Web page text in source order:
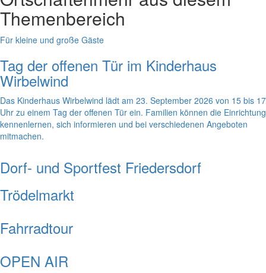
Themenbereich
Für kleine und große Gäste
Tag der offenen Tür im Kinderhaus
Wirbelwind
Das Kinderhaus Wirbelwind lädt am 23. September 2026 von 15 bis 17
Uhr zu einem Tag der offenen Tür ein. Familien können die Einrichtung
kennenlernen, sich informieren und bei verschiedenen Angeboten
mitmachen.
Dorf- und Sportfest Friedersdorf
Trödelmarkt
Fahrradtour
OPEN AIR